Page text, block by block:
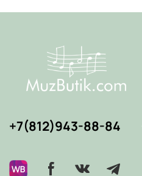
+7(812)943-88-84